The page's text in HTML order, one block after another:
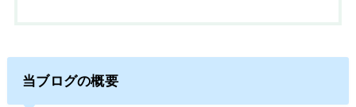
当ブログの概要